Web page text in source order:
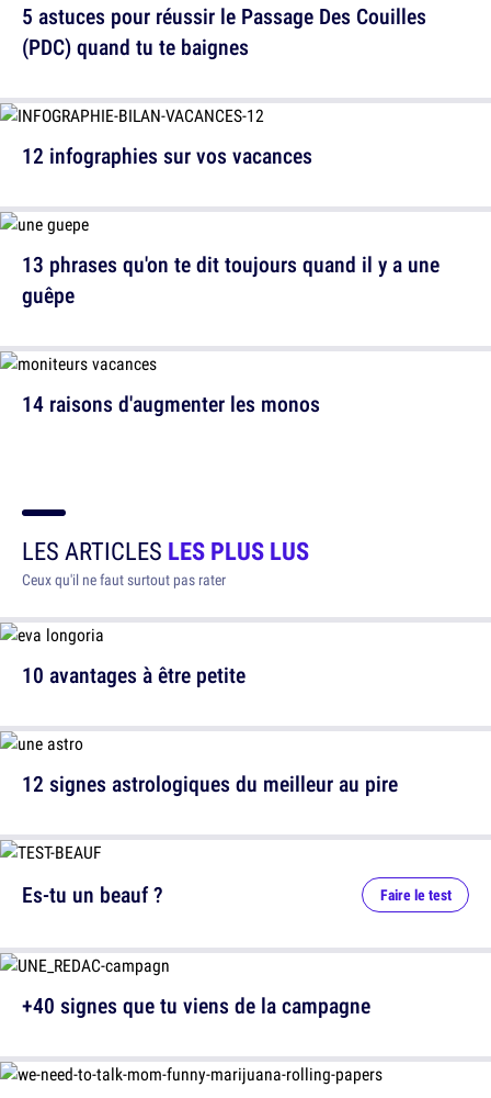
5 astuces pour réussir le Passage Des Couilles
(PDC) quand tu te baignes
13 phrases qu'on te dit toujours quand il y a une
guêpe
12 infographies sur vos vacances
14 raisons d'augmenter les monos
LES ARTICLES LES PLUS LUS
Ceux qu'il ne faut surtout pas rater
10 avantages à être petite
12 signes astrologiques du meilleur au pire
Es-tu un beauf ? Faire le test
+40 signes que tu viens de la campagne